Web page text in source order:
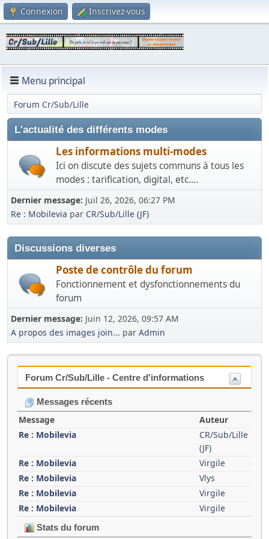
Connexion Inscrivez-vous
Menu principal
Forum Cr/Sub/Lille
L'actualité des différents modes
Les informations multi-modes
Ici on discute des sujets communs à tous les
modes : tarification, digital, etc....
Dernier message: Juil 26, 2026, 06:27 PM
Re : Mobilevia par CR/Sub/Lille (JF)
Discussions diverses
Poste de contrôle du forum
Fonctionnement et dysfonctionnements du
forum
Dernier message: Juin 12, 2026, 09:57 AM
A propos des images join... par Admin
Forum Cr/Sub/Lille - Centre d'informations
Messages récents
Message
Auteur
Re : Mobilevia
CR/Sub/Lille
(JF)
Re : Mobilevia
Virgile
Re : Mobilevia
Vlys
Re : Mobilevia
Virgile
Re : Mobilevia
Virgile
Stats du forum